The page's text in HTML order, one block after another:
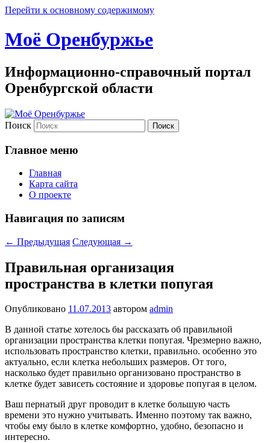
Перейти к основному содержимому
Моё Оренбуржье
Информационно-справочный портал
Оренбургской области
Поиск
Главное меню
Главная
Карта сайта
О проекте
Навигация по записям
← Предыдущая Следующая →
Правильная организация
пространства в клетки попугая
Опубликовано 11.07.2013 автором admin
В данной статье хотелось бы рассказать об правильной
организации пространства клетки попугая. Чрезмерно важно,
использовать пространство клетки, правильно. особенно это
актуально, если клетка небольших размеров. От того,
насколько будет правильно организовано пространство в
клетке будет зависеть состояние и здоровье попугая в целом.
Ваш пернатый друг проводит в клетке большую часть
времени это нужно учитывать. Именно поэтому так важно,
чтобы ему было в клетке комфортно, удобно, безопасно и
интересно.